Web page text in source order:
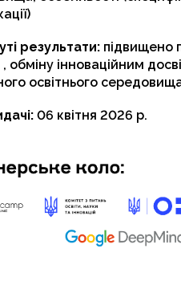
результати: підвищено
, обміну інноваційним
освітнього
06 квітня 2026 р.